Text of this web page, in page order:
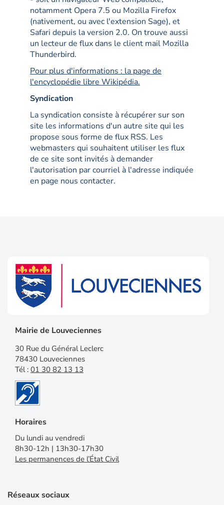
notamment Opera 7.5 ou Mozilla Firefox
(nativement, ou avec l'extension Sage), et
Safari depuis la version 2.0. On trouve aussi
un lecteur de flux dans le client mail Mozilla
Thunderbird.
Pour plus d'informations : la page de
l'encyclopédie libre Wikipédia.
Syndication
La syndication consiste à récupérer sur son
site les informations d'un autre site qui les
propose sous forme de flux RSS. Les
webmasters qui souhaitent utiliser les flux
de ce site sont invités à demander
l'autorisation par courriel à l'adresse indiquée
en page nous contacter.
Mairie de Louveciennes
30 Rue du Général Leclerc
78430 Louveciennes
Tél : 01 30 82 13 13
Horaires
Du lundi au vendredi
8h30-12h | 13h30-17h30
Les permanences de l’État Civil
Réseaux sociaux